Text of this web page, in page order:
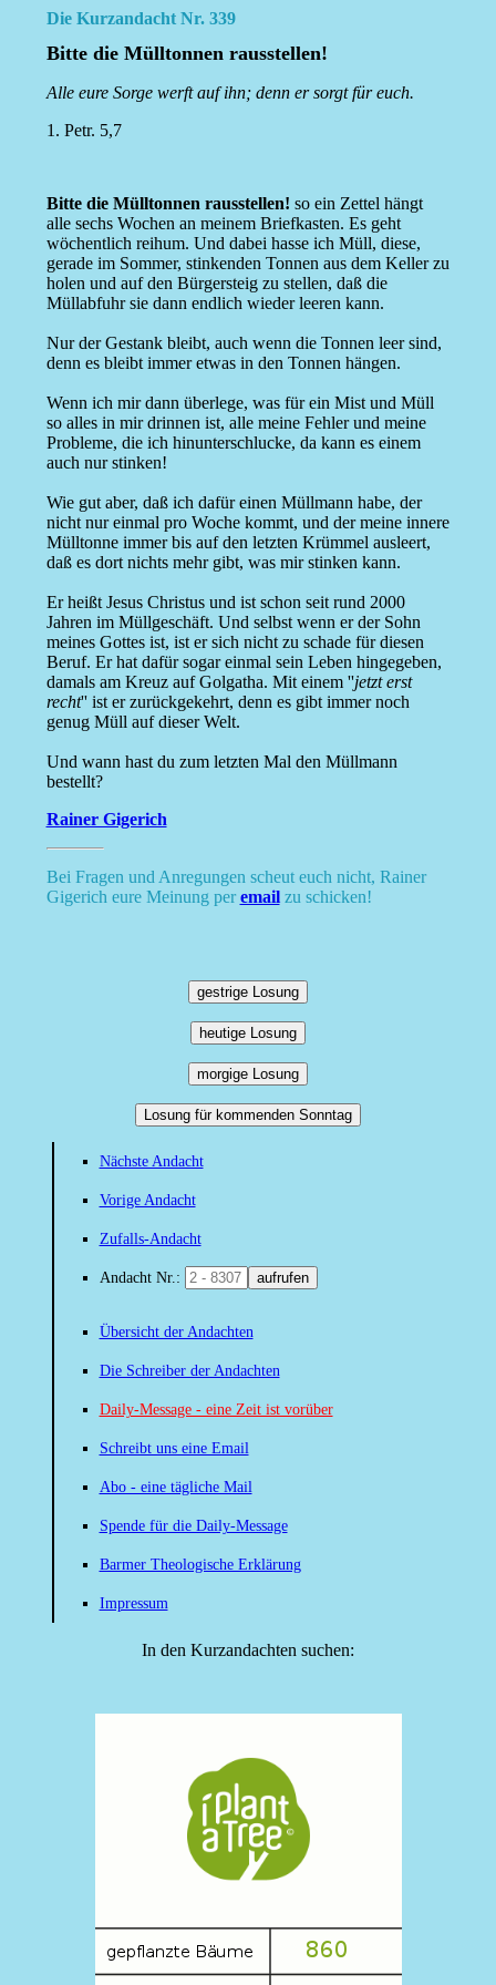
Die Kurzandacht Nr. 339
Bitte die Mülltonnen rausstellen!
Alle eure Sorge werft auf ihn; denn er sorgt für euch.
1. Petr. 5,7
Bitte die Mülltonnen rausstellen! so ein Zettel hängt
alle sechs Wochen an meinem Briefkasten. Es geht
wöchentlich reihum. Und dabei hasse ich Müll, diese,
gerade im Sommer, stinkenden Tonnen aus dem Keller zu
holen und auf den Bürgersteig zu stellen, daß die
Müllabfuhr sie dann endlich wieder leeren kann.
Nur der Gestank bleibt, auch wenn die Tonnen leer sind,
denn es bleibt immer etwas in den Tonnen hängen.
Wenn ich mir dann überlege, was für ein Mist und Müll
so alles in mir drinnen ist, alle meine Fehler und meine
Probleme, die ich hinunterschlucke, da kann es einem
auch nur stinken!
Wie gut aber, daß ich dafür einen Müllmann habe, der
nicht nur einmal pro Woche kommt, und der meine innere
Mülltonne immer bis auf den letzten Krümmel ausleert,
daß es dort nichts mehr gibt, was mir stinken kann.
Er heißt Jesus Christus und ist schon seit rund 2000
Jahren im Müllgeschäft. Und selbst wenn er der Sohn
meines Gottes ist, ist er sich nicht zu schade für diesen
Beruf. Er hat dafür sogar einmal sein Leben hingegeben,
damals am Kreuz auf Golgatha. Mit einem ''jetzt erst
recht'' ist er zurückgekehrt, denn es gibt immer noch
genug Müll auf dieser Welt.
Und wann hast du zum letzten Mal den Müllmann
bestellt?
Rainer Gigerich
Bei Fragen und Anregungen scheut euch nicht, Rainer
Gigerich eure Meinung peremailzu schicken!
gestrige Losung
heutige Losung
morgige Losung
Losung für kommenden Sonntag
Nächste Andacht
Vorige Andacht
Zufalls-Andacht
Andacht Nr.: aufrufen
Übersicht der Andachten
Die Schreiber der Andachten
Daily-Message - eine Zeit ist vorüber
Schreibt uns eine Email
Abo - eine tägliche Mail
Spende für die Daily-Message
Barmer Theologische Erklärung
Impressum
In den Kurzandachten suchen: